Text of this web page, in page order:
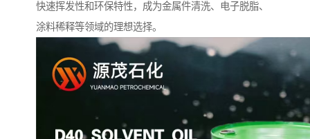
快速挥发性和环保特性，成为金属件清洗、电子脱脂、
涂料稀释等领域的理想选择。